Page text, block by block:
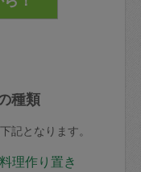
種類
記となります。
料理作り置き